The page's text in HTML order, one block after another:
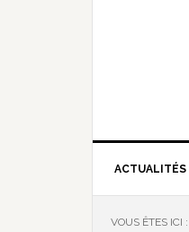
ACTUALITÉS
VOUS ÊTES ICI :